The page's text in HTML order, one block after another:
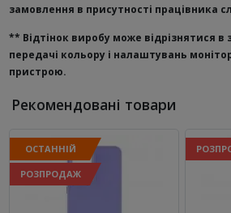
замовлення в присутності працівника
** Відтінок виробу може відрізнятися в
передачі кольору і налаштувань
пристрою.
Рекомендовані товари
ОСТАННІЙ
РОЗПРОДАЖ